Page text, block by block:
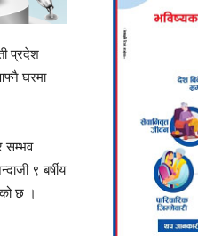
प्रदेश
घरमा
सम्भव
९ बर्षीय
छ ।